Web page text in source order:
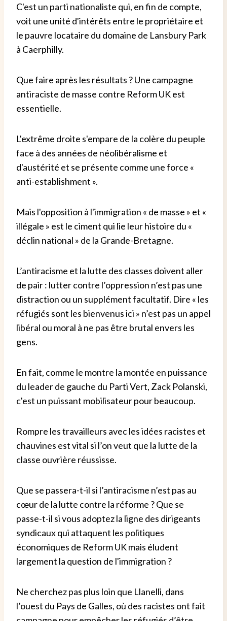
C'est un parti nationaliste qui, en fin de compte,
voit une unité d'intérêts entre le propriétaire et
le pauvre locataire du domaine de Lansbury Park
à Caerphilly.
Que faire après les résultats ? Une campagne
antiraciste de masse contre Reform UK est
essentielle.
L'extrême droite s'empare de la colère du peuple
face à des années de néolibéralisme et
d'austérité et se présente comme une force «
anti-establishment ».
Mais l'opposition à l'immigration « de masse » et «
illégale » est le ciment qui lie leur histoire du «
déclin national » de la Grande-Bretagne.
L’antiracisme et la lutte des classes doivent aller
de pair : lutter contre l’oppression n’est pas une
distraction ou un supplément facultatif. Dire « les
réfugiés sont les bienvenus ici » n’est pas un appel
libéral ou moral à ne pas être brutal envers les
gens.
En fait, comme le montre la montée en puissance
du leader de gauche du Parti Vert, Zack Polanski,
c'est un puissant mobilisateur pour beaucoup.
Rompre les travailleurs avec les idées racistes et
chauvines est vital si l’on veut que la lutte de la
classe ouvrière réussisse.
Que se passera-t-il si l’antiracisme n’est pas au
cœur de la lutte contre la réforme ? Que se
passe-t-il si vous adoptez la ligne des dirigeants
syndicaux qui attaquent les politiques
économiques de Reform UK mais éludent
largement la question de l'immigration ?
Ne cherchez pas plus loin que Llanelli, dans
l’ouest du Pays de Galles, où des racistes ont fait